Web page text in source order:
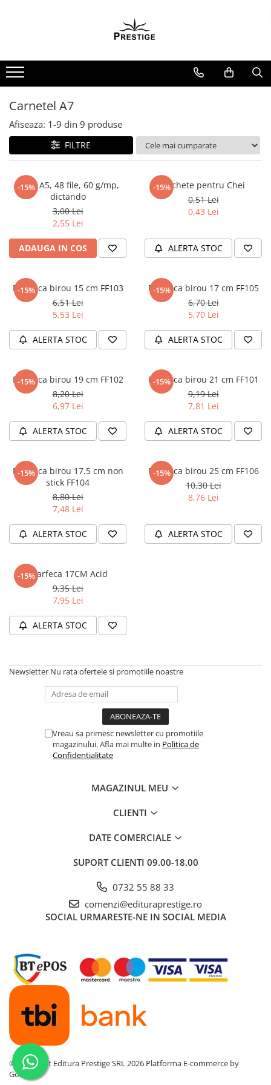
Noutati
Promotii
Spiritualitate - Ezoterism
AngelConnection
Arte Divinatorii
Chiromantie
Dezvoltare Spirituala
KidConnection
Minte Corp
New Illuminati Files
Numerologie
Paranormal
Parapsihologie
Ramtha
Audiobook
ReConnect
Religie
ScienceConnection
SelfConnect
SelfHealing
Vindecare Spirituala
Gastronomik
MedConnect
Medicina & Farmacie
Medicina Pentru Toti
SealfHealing
Starea de bine
AudioBook
Biografii, Memorii, Jurnale
Carti erotice
Literatura Universala
Senzatii/Dragoste
Senzatii/Thriller
SF & Fantasy
Teatru
Teens Book Club
Umor
Birotica & Papetarie
Adezivi si benzi adezive
Carnetel A7
Afiseaza: 1-9 din 9 produse
FILTRE
-15%
Caiet A5, 48 file, 60 g/mp,
dictando
3,00 Lei
2,55 Lei
ADAUGA IN COS
-15%Etichete pentru Chei
0,51 Lei
0,43 Lei
ALERTA STOC
-15%
Foarfeca birou 15 cm FF103
6,51 Lei
5,53 Lei
ALERTA STOC
-15%
Foarfeca birou 17 cm FF105
6,70 Lei
5,70 Lei
ALERTA STOC
-15%
Foarfeca birou 19 cm FF102
8,20 Lei
6,97 Lei
ALERTA STOC
-15%
Foarfeca birou 21 cm FF101
9,19 Lei
7,81 Lei
ALERTA STOC
-15%
Foarfeca birou 17.5 cm non
stick FF104
8,80 Lei
7,48 Lei
ALERTA STOC
-15%
Foarfeca birou 25 cm FF106
10,30 Lei
8,76 Lei
ALERTA STOC
-15%Foarfeca 17CM Acid
9,35 Lei
7,95 Lei
ALERTA STOC
Newsletter Nu rata ofertele si promotiile noastre
Vreau sa primesc newsletter cu promotiile
magazinului. Afla mai multe in Politica de
Confidentialitate
MAGAZINUL MEU
CLIENTI
DATE COMERCIALE
SUPORT CLIENTI 09.00-18.00
0732 55 88 33
comenzi@edituraprestige.ro
SOCIAL URMARESTE-NE IN SOCIAL MEDIA
©Copyright Editura Prestige SRL 2026 Platforma E-commerce by
Gomag